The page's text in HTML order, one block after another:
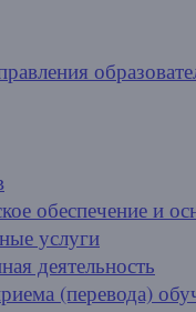
обеспечение и
услуги
деятельность
(перевода)